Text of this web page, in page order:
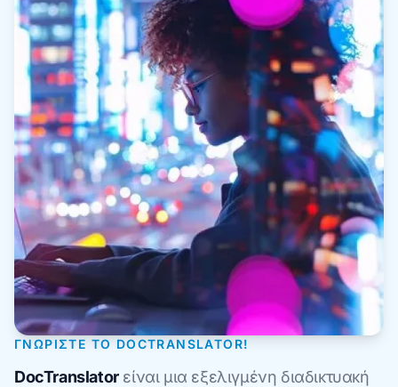
ΓΝΩΡΊΣΤΕ ΤΟ DOCTRANSLATOR!
DocTranslatorείναι μια εξελιγμένη διαδικτυακή